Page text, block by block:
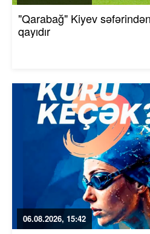
"Qarabağ" Kiyev
qayıdır
06.08.2026, 15:42